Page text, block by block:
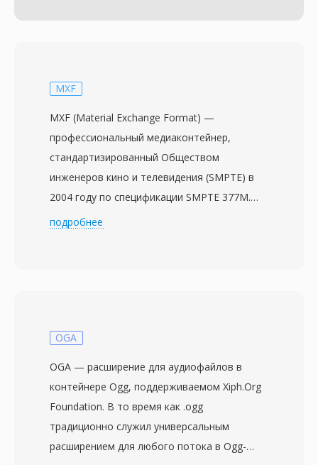
MXF
MXF (Material Exchange Format) —
профессиональный медиаконтейнер,
стандартизированный Обществом
инженеров кино и телевидения (SMPTE) в
2004 году по спецификации SMPTE 377M.
Разработанный для индустрии вещания и
и платформами. Формат поддерживает
— MPEG-2, AVC-Intra, DNxHD, DNxHR,
ProRes и JPEG 2000, адаптируясь к
различным уровням качества: от прокси-
монтажа до архива мастер-качества.
Развитая система метаданных — одна из
подробнее
OGA
OGA — расширение для аудиофайлов в
контейнере Ogg, поддерживаемом Xiph.Org
Foundation. В то время как .ogg
традиционно служил универсальным
расширением для любого потока в Ogg-